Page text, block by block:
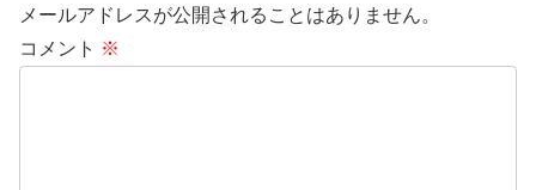
メールアドレスが公開されることはありません。
コメント ※